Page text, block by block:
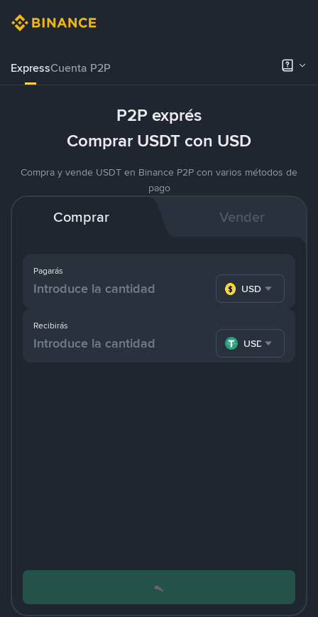
ExpressCuenta P2P
P2P exprés
Comprar USDT con USD
Compra y vende USDT en Binance P2P con varios métodos de
pago
Comprar Vender
Pagarás
USD
Recibirás
USDT